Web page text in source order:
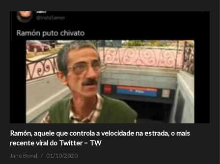
Ramón, aquele que controla a velocidade na estrada, o mais
recente viral do Twitter – TW
Jane Bond 01/10/2020